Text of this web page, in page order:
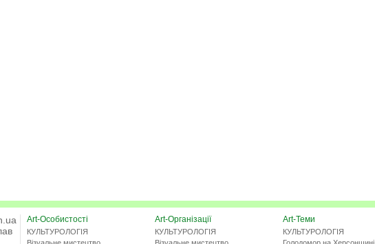
Art-Особистості
КУЛЬТУРОЛОГІЯ
Art-Організації
КУЛЬТУРОЛОГІЯ
Art-Теми
КУЛЬТУРОЛОГІЯ